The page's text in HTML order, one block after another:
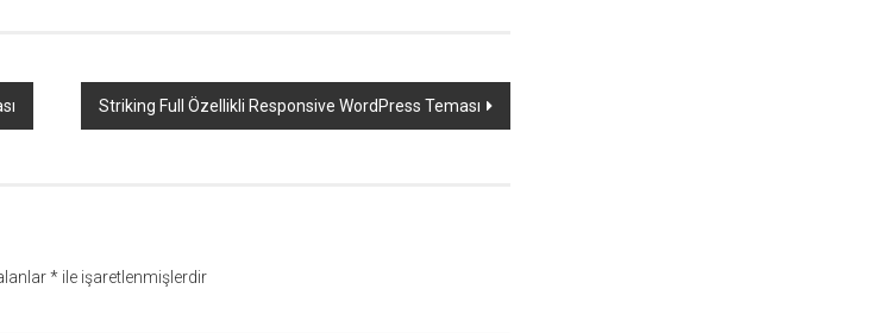
Striking Full Özellikli Responsive WordPress Teması
*ile işaretlenmişlerdir